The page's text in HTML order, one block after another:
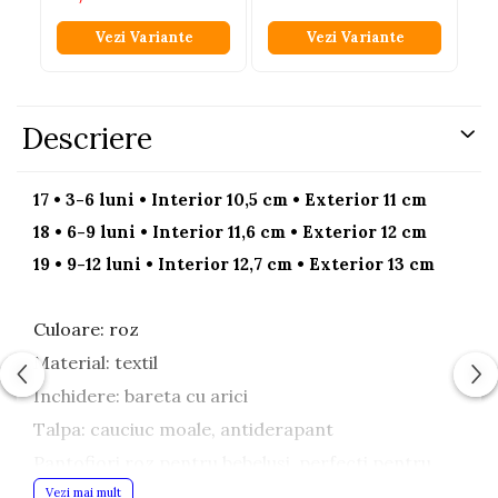
Vezi Variante Vezi Variante
Descriere
17 • 3-6 luni • Interior 10,5 cm • Exterior 11 cm
18 • 6-9 luni • Interior 11,6 cm • Exterior 12 cm
19 • 9-12 luni • Interior 12,7 cm • Exterior 13 cm
Culoare: roz
Material: textil
Inchidere: bareta cu arici
Talpa: cauciuc moale, antiderapant
micile printese care incep sa exploreze lumea.
Vezi mai mult